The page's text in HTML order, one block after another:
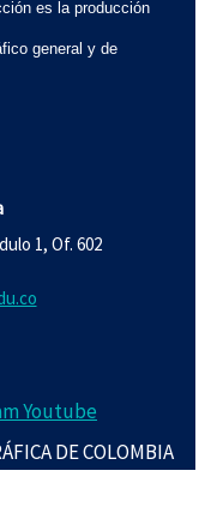
es la producción
general y de
1, Of. 602
Youtube
DE COLOMBIA